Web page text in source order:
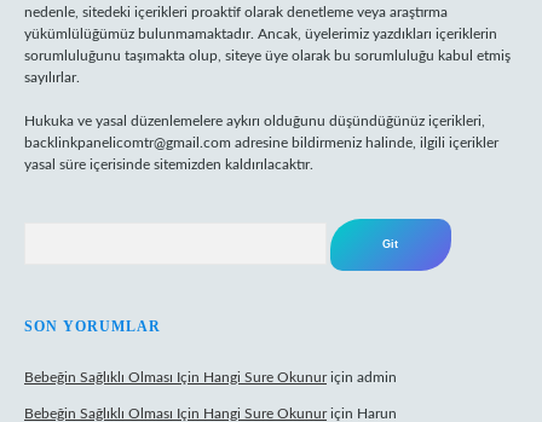
nedenle, sitedeki içerikleri proaktif olarak denetleme veya araştırma
yükümlülüğümüz bulunmamaktadır. Ancak, üyelerimiz yazdıkları içeriklerin
sorumluluğunu taşımakta olup, siteye üye olarak bu sorumluluğu kabul etmiş
sayılırlar.
Hukuka ve yasal düzenlemelere aykırı olduğunu düşündüğünüz içerikleri,
backlinkpanelicomtr@gmail.com adresine bildirmeniz halinde, ilgili içerikler
yasal süre içerisinde sitemizden kaldırılacaktır.
SON YORUMLAR
Bebeğin Sağlıklı Olması Için Hangi Sure Okunuriçin admin
Bebeğin Sağlıklı Olması Için Hangi Sure Okunuriçin Harun